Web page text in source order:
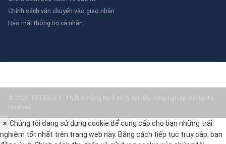
Chính sách vận chuyển vào giao nhận
Bảo mật thông tin cá nhân
© 2025 TATEKLIFT: Thiết bị nâng hạ & xử lý vật liệu công nghiệp. All rights
reserved.
× Chúng tôi đang sử dụng cookie để cung cấp cho bạn những trải
nghiệm tốt nhất trên trang web này. Bằng cách tiếp tục truy cập, bạn